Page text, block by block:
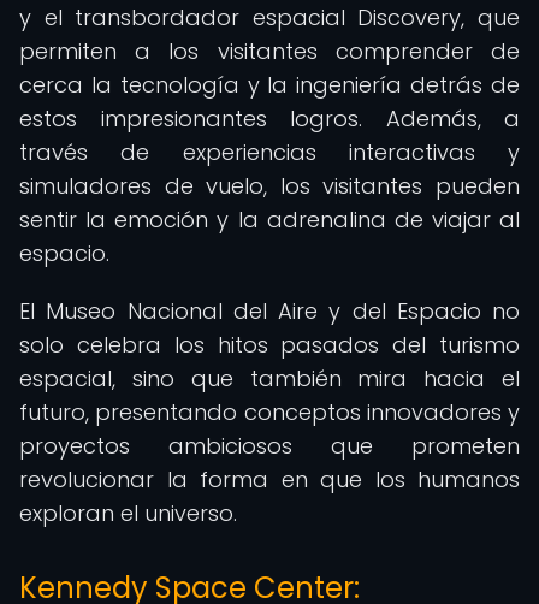
y el transbordador espacial Discovery, que
permiten a los visitantes comprender de
cerca la tecnología y la ingeniería detrás de
estos impresionantes logros. Además, a
través de experiencias interactivas y
simuladores de vuelo, los visitantes pueden
sentir la emoción y la adrenalina de viajar al
espacio.
El Museo Nacional del Aire y del Espacio no
solo celebra los hitos pasados del turismo
espacial, sino que también mira hacia el
futuro, presentando conceptos innovadores y
proyectos ambiciosos que prometen
revolucionar la forma en que los humanos
exploran el universo.
Kennedy Space Center: